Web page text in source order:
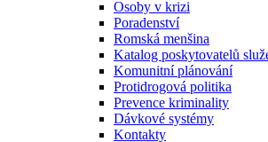
Osoby v krizi
Poradenství
Romská menšina
Katalog poskytovatelů
Komunitní plánování
Protidrogová politika
Prevence kriminality
Dávkové systémy
Kontakty